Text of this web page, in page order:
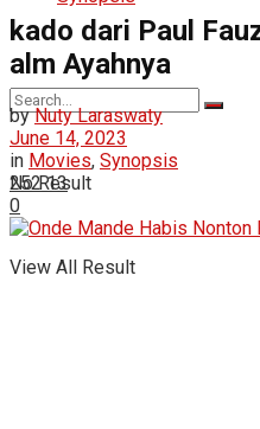
No Result
View All Result
kado dari Paul
alm Ayahnya
by Nuty Laraswaty
June 14, 2023
in Movies, Synopsis
252 13
0